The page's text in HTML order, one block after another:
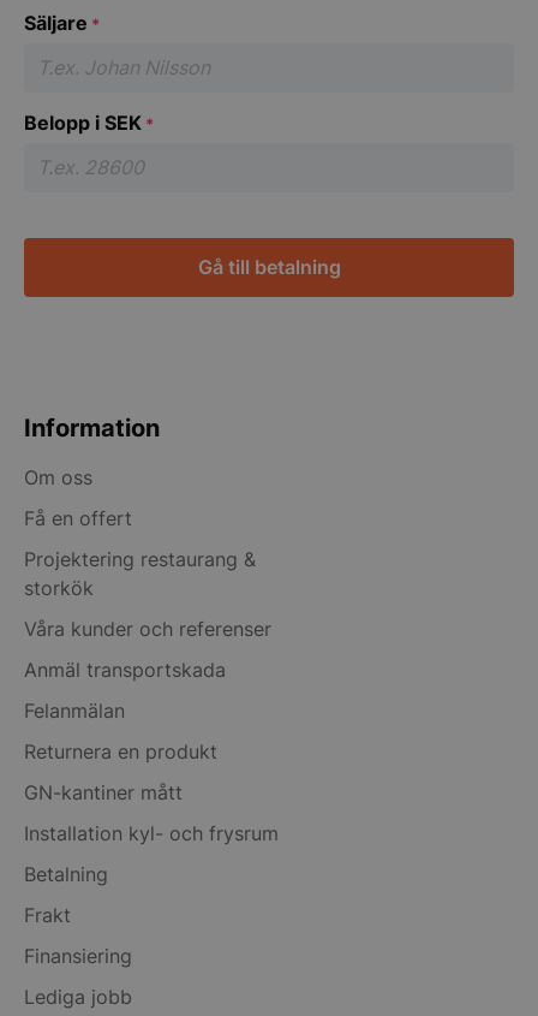
Information
Om oss
Få en offert
Projektering restaurang &
storkök
Våra kunder och referenser
Anmäl transportskada
Felanmälan
Returnera en produkt
GN-kantiner mått
Installation kyl- och frysrum
Betalning
Frakt
Finansiering
Lediga jobb
Säljare *
Belopp i SEK *